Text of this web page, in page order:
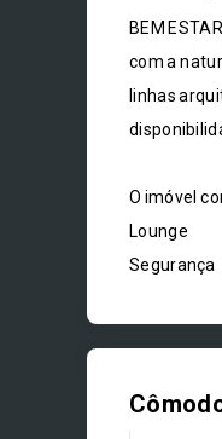
BEM
com a
linhas
O imóvel
Lounge
Segurança